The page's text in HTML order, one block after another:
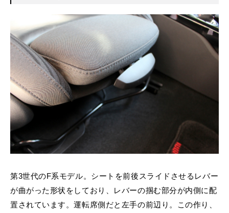
第3世代のF系モデル。シートを前後スライドさせるレバー
が曲がった形状をしており、レバーの掴む部分が内側に配
置されています。運転席側だと左手の前辺り。この作り、